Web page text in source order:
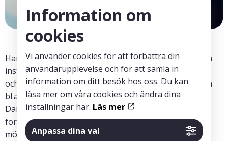
Hans Wigzell är professor i immunologi vid Karolinska
institutet, medlem av Kungliga vetenskapsakademien
och Kungliga Ingenjörsvetenskapsakademien IVA, och
bl.a. tidigare rektor för Karolinska institutet. Mats
Danielsson får priset från forskningsstiftelsen för sin
forskning inom medicinsk avbildningsteknik som kan
möjliggöra tidigare diagnos för cancer- och hjärta-
Information om
cookies
Vi använder cookies för att förbättra din
användarupplevelse och för att samla in
information om ditt besök hos oss. Du kan
läsa mer om våra cookies och ändra dina
inställningar här. Läs mer
Anpassa dina val